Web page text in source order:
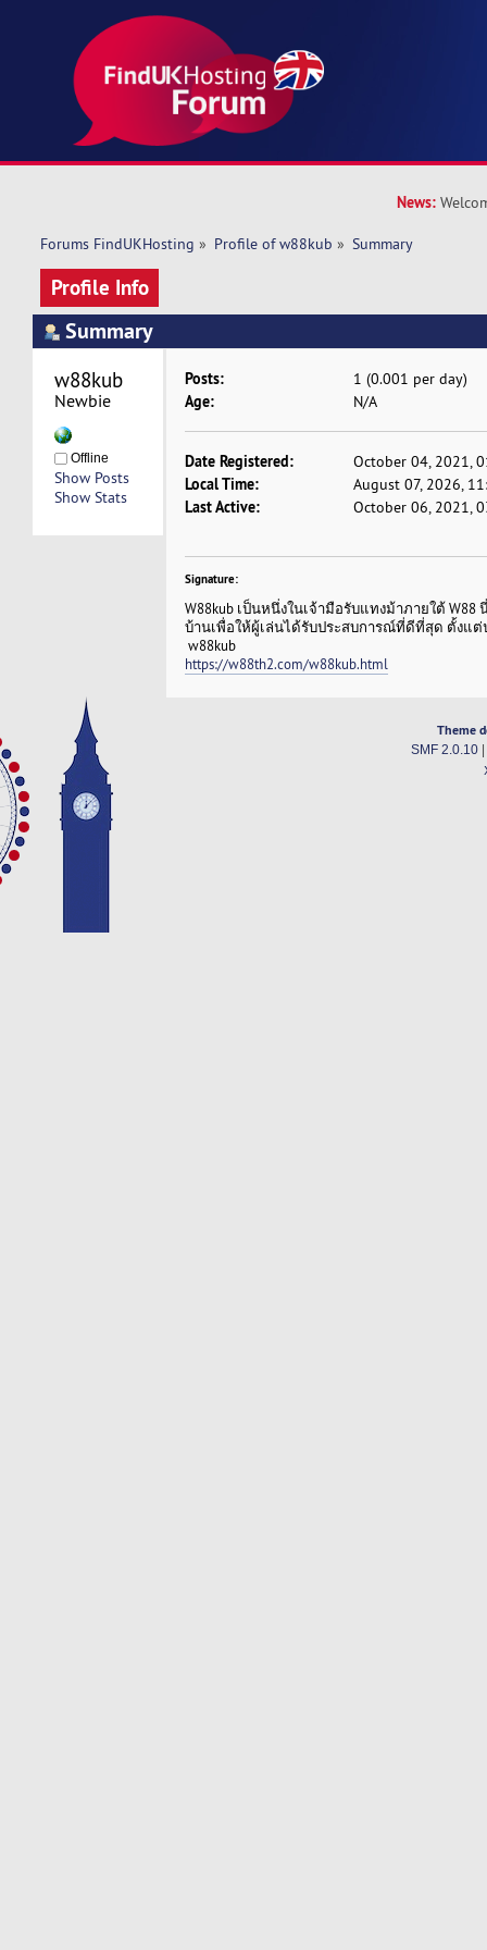
News:
Forums FindUKHosting » Profile of w88kub » Summary
Profile Info
Summary
w88kub
Newbie
Offline
Show Posts
Show Stats
Posts: 1 (0.001 per day)
Age: N/A
Date Registered: October 04, 2021,
Local Time: August 07, 2026,
Last Active: October 06, 2021,
Signature:
W88kub เป็นหนึ่งในเจ้ามือรับแทงม้าภายใต้
บ้านเพื่อให้ผู้เล่นได้รับประสบการณ์ที่ดีที่สุด ตั้งแต่
w88kub
https://w88th2.com/w88kub.html
Theme
SMF 2.0.10|